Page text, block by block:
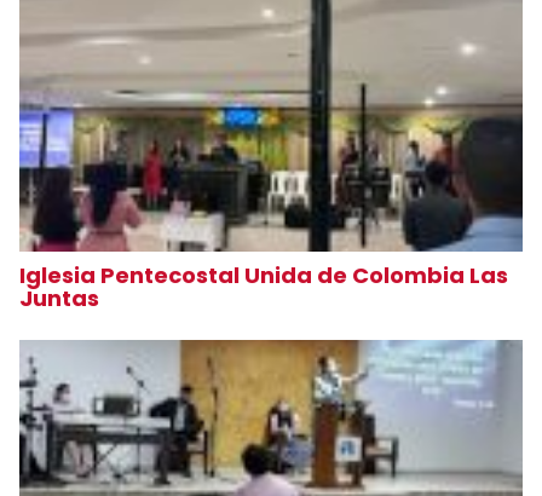
Iglesia Pentecostal Unida de Colombia Las
Juntas